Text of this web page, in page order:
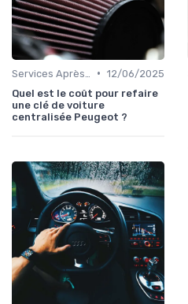
• 12/06/2025
Quel est le coût pour refaire
une clé de voiture
centralisée Peugeot ?